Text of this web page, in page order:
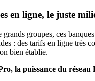
en ligne, le juste
grands groupes, ces
: des tarifs en ligne très
bien établie.
la puissance du réseau